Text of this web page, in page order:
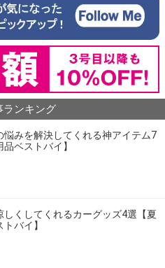
ランキング
悩みを解決してくれる神アイテム7
ベストバイ】
しくしてくれるカーグッズ4選【夏
バイ】